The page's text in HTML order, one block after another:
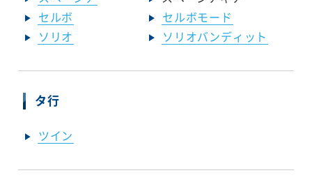
セルボ
セルボモード
ソリオ
ソリオバンディット
タ行
ツイン